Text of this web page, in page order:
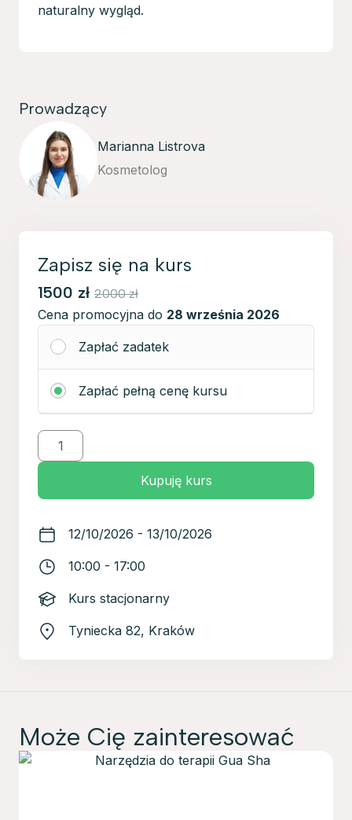
naturalny wygląd.
Prowadzący
Marianna Listrova
Kosmetolog
Zapisz się na kurs
1500 zł 2000zł
Cena promocyjna do 28 września 2026
Zapłać zadatek
Zapłać pełną cenę kursu
Kupuję kurs
12/10/2026 - 13/10/2026
10:00 - 17:00
Kurs stacjonarny
Tyniecka 82, Kraków
Może Cię zainteresować